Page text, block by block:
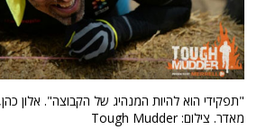
"תפקידי הוא להיות המנהיג של הקבוצה". אלון
מאדר. צילום: Tough Mudder